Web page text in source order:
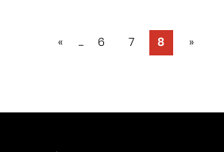
« ... 6 7 8 »